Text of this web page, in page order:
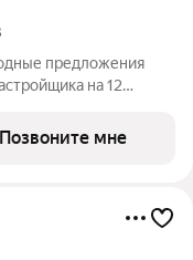
предложения
на 12
0,5% на каждого
Позвоните мне